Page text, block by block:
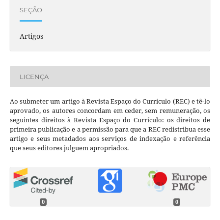
SEÇÃO
Artigos
LICENÇA
Ao submeter um artigo à Revista Espaço do Currículo (REC) e tê-lo
aprovado, os autores concordam em ceder, sem remuneração, os
seguintes direitos à Revista Espaço do Currículo: os direitos de
primeira publicação e a permissão para que a REC redistribua esse
artigo e seus metadados aos serviços de indexação e referência
que seus editores julguem apropriados.
0 0